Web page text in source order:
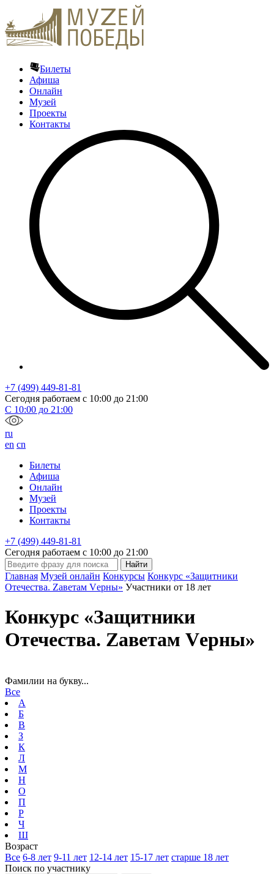
Билеты
Афиша
Онлайн
Музей
Проекты
Контакты
+7 (499) 449-81-81
Сегодня работаем с 10:00 до 21:00
С 10:00 до 21:00
ru
en cn
Билеты
Афиша
Онлайн
Музей
Проекты
Контакты
+7 (499) 449-81-81
Сегодня работаем с 10:00 до 21:00
Главная Музей онлайн Конкурсы Конкурс «Защитники
Отечества. Zаветам Vерны» Участники от 18 лет
Конкурс «Защитники
Отечества. Zаветам Vерны»
Фамилии на букву...
Все
А
Б
В
З
К
Л
М
Н
О
П
Р
Ч
Ш
Возраст
Все 6-8 лет 9-11 лет 12-14 лет 15-17 лет старше 18 лет
Поиск по участнику